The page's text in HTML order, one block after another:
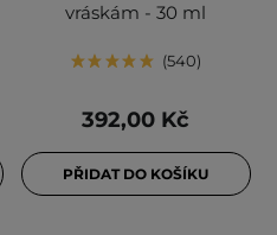
vráskám - 30 ml
540
392,00 Kč
PŘIDAT DO KOŠÍKU